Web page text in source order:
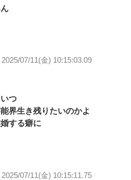
2025/07/11(金) 10:15:03.09
つ
界生き残りたいのかよ
する癖に
2025/07/11(金) 10:15:11.75